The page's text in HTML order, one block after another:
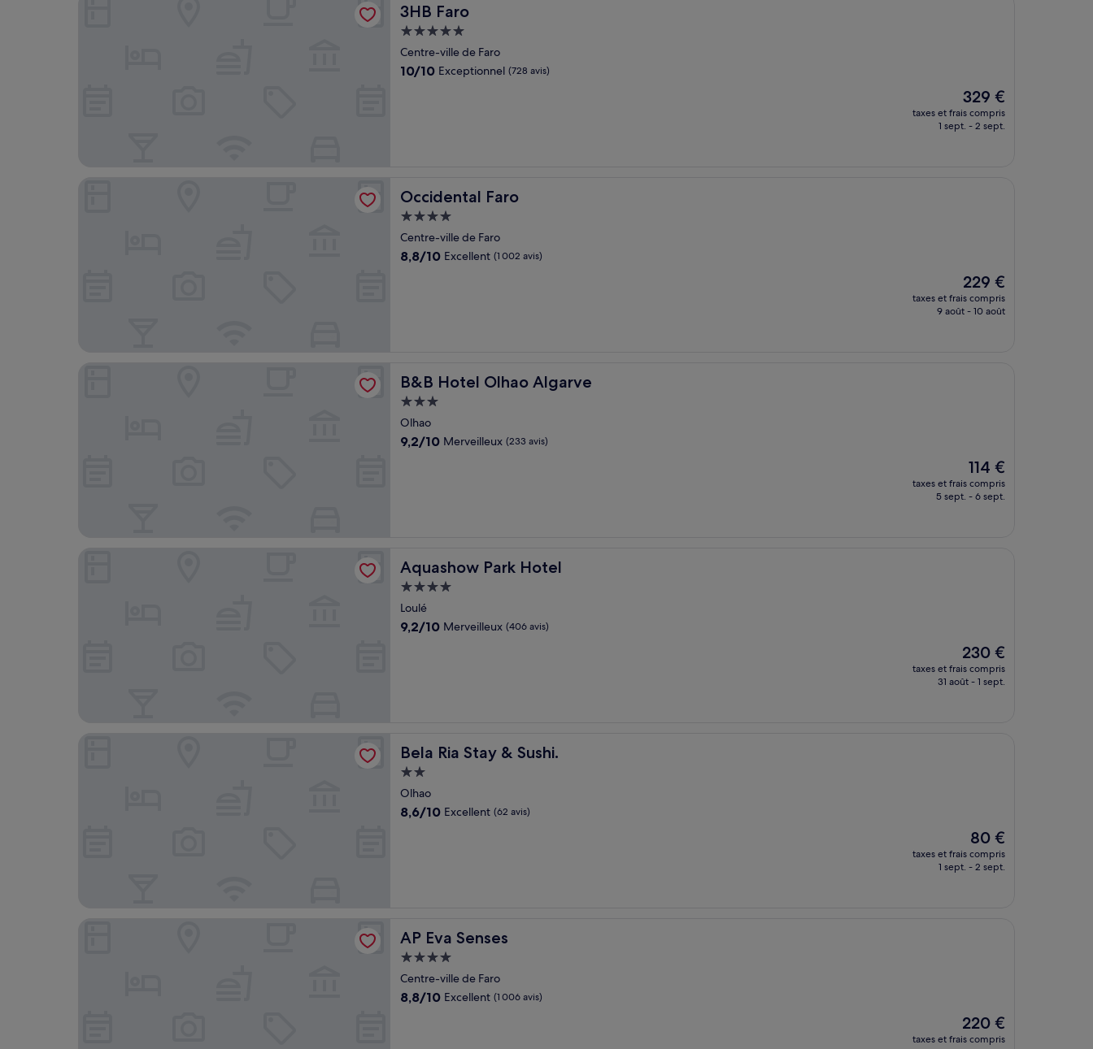
3HB Faro
3HB Faro
Hébergement
5.0 étoiles
Centre-ville de Faro
10.0
10/10 Exceptionnel (728 avis)
Le
nouveau
prix
329 €
taxes et frais compris
1 sept. - 2 sept.
Occidental Faro
Occidental Faro
Hébergement
4.0 étoiles
Centre-ville de Faro
8.8
8,8/10 Excellent (1 002 avis)
Le
nouveau
prix
229 €
taxes et frais compris
9 août - 10 août
B&B Hotel Olhao Algarve
B&B Hotel Olhao Algarve
Hébergement
3.0 étoiles
Olhao
9.2
9,2/10 Merveilleux (233 avis)
Le
nouveau
prix
114 €
taxes et frais compris
5 sept. - 6 sept.
Aquashow Park Hotel
Aquashow Park Hotel
Hébergement
4.0 étoiles
Loulé
9.2
9,2/10 Merveilleux (406 avis)
Le
nouveau
prix
230 €
taxes et frais compris
31 août - 1 sept.
Bela Ria Stay & Sushi.
Bela Ria Stay & Sushi.
Hébergement
2.0 étoiles
Olhao
8.6
8,6/10 Excellent (62 avis)
Le
nouveau
prix
80 €
taxes et frais compris
1 sept. - 2 sept.
AP Eva Senses
AP Eva Senses
Hébergement
4.0 étoiles
Centre-ville de Faro
8.8
8,8/10 Excellent (1 006 avis)
Le
nouveau
220 €
taxes et frais compris